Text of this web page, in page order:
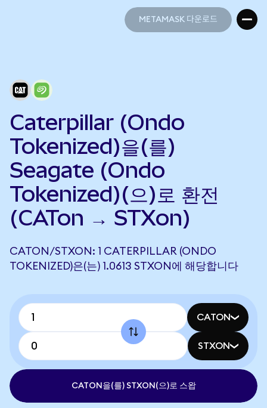
METAMASK 다운로드
Caterpillar (Ondo
Tokenized)을(를)
Seagate (Ondo
Tokenized)(으)로 환전
(CATon → STXon)
CATON/STXON: 1 CATERPILLAR (ONDO
TOKENIZED)은(는) 1.0613 STXON에 해당합니다
CATON
STXON
CATON을(를) STXON(으)로 스왑